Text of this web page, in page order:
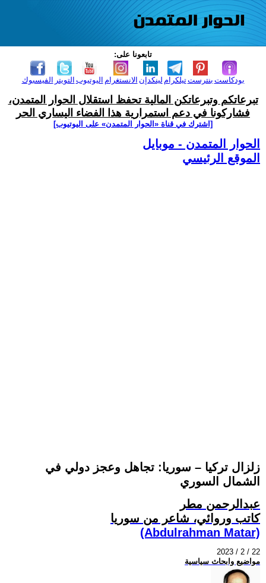
تابعونا على:
الفيسبوك التويتر اليوتيوب الانستغرام لينكدإن تيلكرامبنترست بودكاست
تبرعاتكم وتبرعاتكن المالية تحفظ استقلال الحوار المتمدن،
فشاركونا في دعم استمرارية هذا الفضاء اليساري الحر
[اشترك في قناة ‫«الحوار المتمدن» على اليوتيوب]
الحوار المتمدن - موبايل
الموقع الرئيسي
زلزال تركيا – سوريا: تجاهل وعجز دولي في
الشمال السوري
عبدالرحمن مطر
كاتب وروائي، شاعر من سوريا
(Abdulrahman Matar)
2023 / 2 / 22
مواضيع وابحاث سياسية